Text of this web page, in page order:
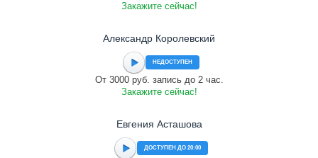
Закажите сейчас!
Александр Королевский
НЕДОСТУПЕН
От 3000 руб. запись до 2 час.
Закажите сейчас!
Евгения Асташова
ДОСТУПЕН ДО 20:00